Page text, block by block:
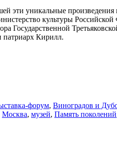
эти уникальные
культуры
Государственной
Кирилл.
форум, Виноградов и
Москва, музей, Память поколений